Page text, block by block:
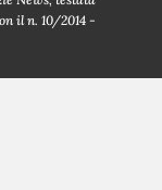
il n. 10/2014 -